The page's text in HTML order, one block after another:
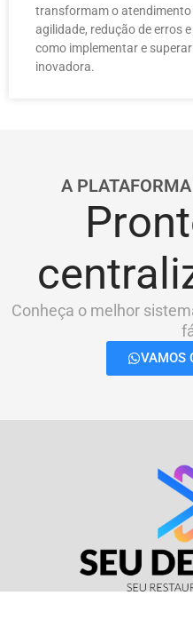
transformam o
agilidade, redução de erros
como implementar e
inovadora.
A
Conheça o melhor
VAMOS